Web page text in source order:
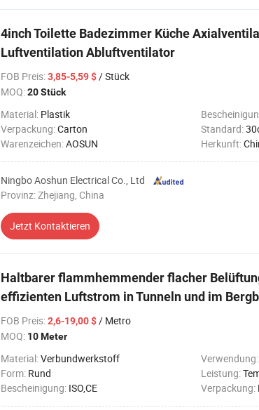
4inch Toilette Badezimmer Küche
Luftventilation Abluftventilator
FOB Preis:3,85-5,59 $/ Stück
MOQ:20 Stück
Material: Plastik
Verpackung:Carton Standard:
Warenzeichen:AOSUN Herkunft:
Ningbo Aoshun Electrical Co., Ltd
Provinz: Zhejiang, China
Jetzt Kontaktieren
Haltbarer flammhemmender flacher
effizienten Luftstrom in Tunneln und im
FOB Preis:2,6-19,00 $/ Metro
MOQ: 10 Meter
Material:Verbundwerkstoff Verwendung:
Form: Rund Leistung:
Bescheinigung: ISO,CE Verpackung: